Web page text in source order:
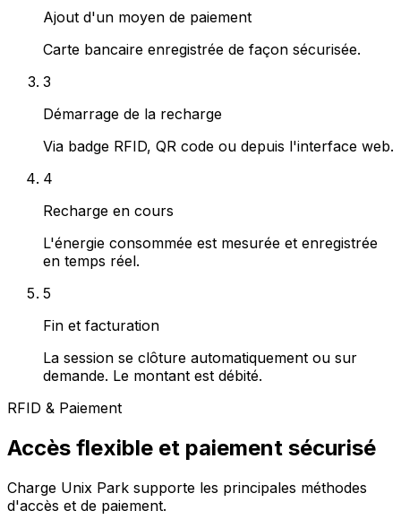
Ajout d'un moyen de paiement
Carte bancaire enregistrée de façon sécurisée.
3
Démarrage de la recharge
Via badge RFID, QR code ou depuis l'interface web.
4
Recharge en cours
L'énergie consommée est mesurée et enregistrée
en temps réel.
5
Fin et facturation
La session se clôture automatiquement ou sur
demande. Le montant est débité.
RFID & Paiement
Accès flexible et paiement sécurisé
Charge Unix Park supporte les principales méthodes
d'accès et de paiement.